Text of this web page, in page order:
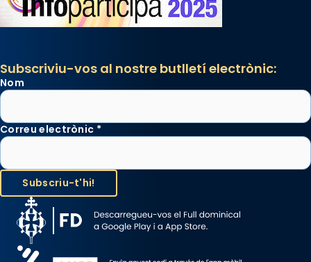
Subscriviu-vos al nostre butlletí electrònic:
Nom
Correu electrònic *